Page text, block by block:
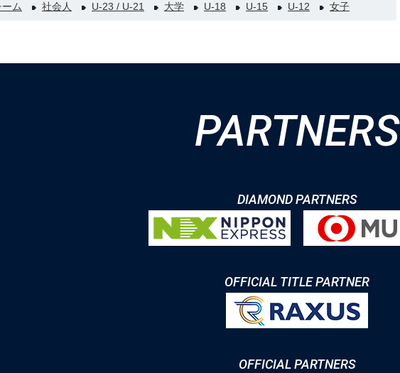
ーム
社会人 U-23 / U-21 大学 U-18 U-15 U-12 女子
PARTNERS
DIAMOND PARTNERS
OFFICIAL TITLE PARTNER
OFFICIAL PARTNERS